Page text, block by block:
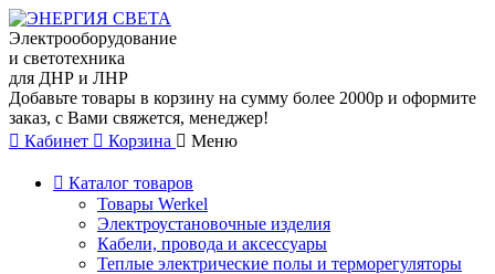
Электрооборудование
и светотехника
для ДНР и ЛНР
Добавьте товары в корзину на сумму более 2000р и оформите
заказ, с Вами свяжется, менеджер!
Кабинет
Корзина Меню
Каталог товаров
Товары Werkel
Электроустановочные изделия
Кабели, провода и аксессуары
Теплые электрические полы и терморегуляторы